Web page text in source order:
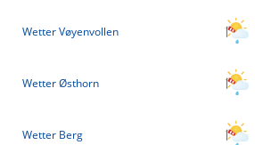
Wetter Vøyenvollen
Wetter Østhorn
Wetter Berg